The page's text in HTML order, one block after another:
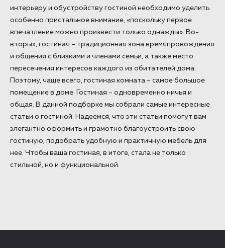
интерьеру и обустройству гостиной необходимо уделить
особенно пристальное внимание, «поскольку первое
впечатление можно произвести только однажды». Во-
вторых, гостиная – традиционная зона времяпровождения
и общения с близкими и членами семьи, а также место
пересечения интересов каждого из обитателей дома.
Поэтому, чаще всего, гостиная комната – самое большое
помещение в доме. Гостиная – одновременно ничья и
общая. В данной подборке мы собрали самые интересные
статьи о гостиной. Надеемся, что эти статьи помогут вам
элегантно оформить и грамотно благоустроить свою
гостиную, подобрать удобную и практичную мебель для
нее. Чтобы ваша гостиная, в итоге, стала не только
стильной, но и функциональной.